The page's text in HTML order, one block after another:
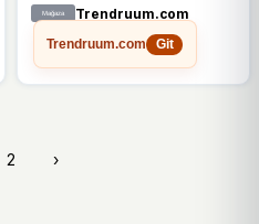
Trendruum.com
Trendruum.com
Git
2 ›